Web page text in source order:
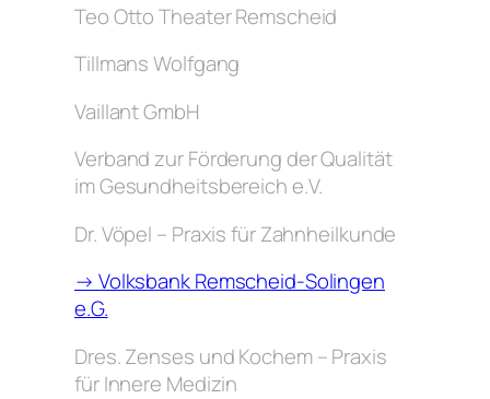
Teo Otto Theater Remscheid
Tillmans Wolfgang
Vaillant GmbH
Verband zur Förderung der Qualität
im Gesundheitsbereich e.V.
Dr. Vöpel – Praxis für Zahnheilkunde
→ Volksbank Remscheid-Solingen
e.G.
Dres. Zenses und Kochem – Praxis
für Innere Medizin